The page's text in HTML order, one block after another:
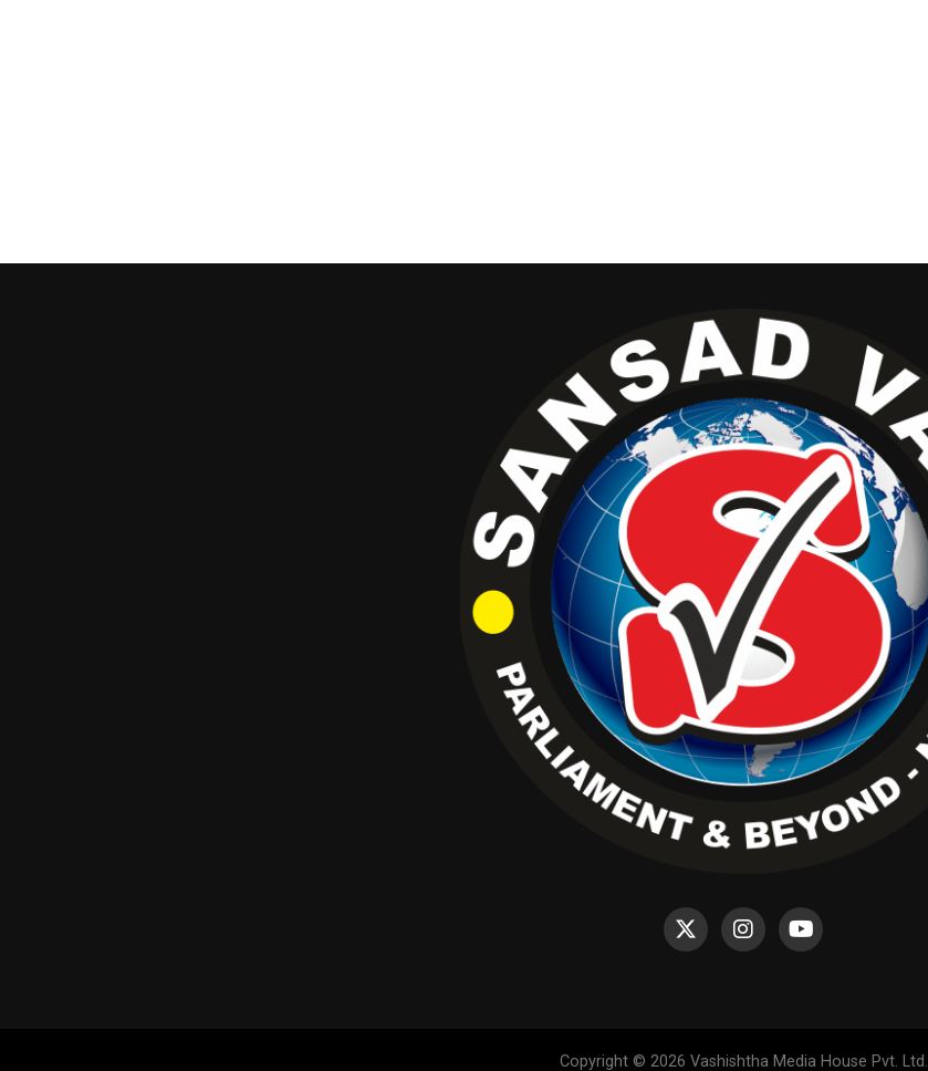
Copyright © 2026 Vashishtha Media House Pvt. Ltd.